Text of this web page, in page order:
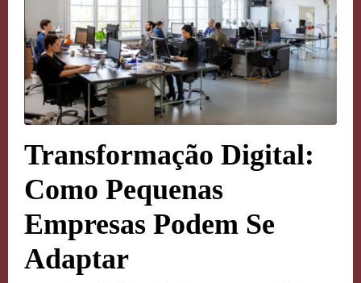
Transformação Digital:
Como Pequenas
Empresas Podem Se
Adaptar